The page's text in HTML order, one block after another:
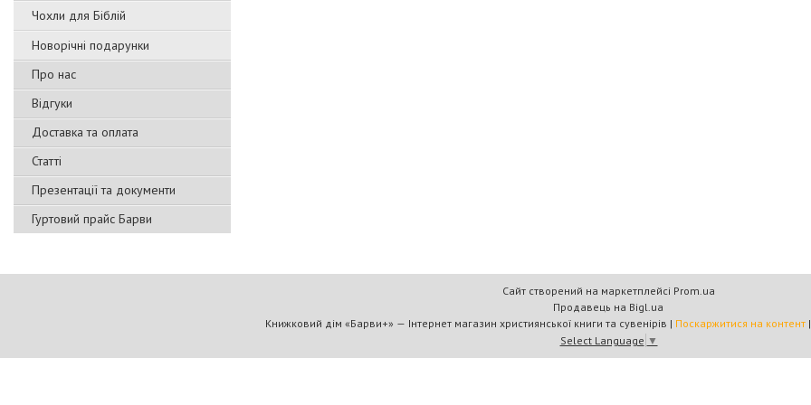
Чохли для Біблій
Новорічні подарунки
Про нас
Відгуки
Доставка та оплата
Статті
Презентації та документи
Гуртовий прайс Барви
Сайт створений на маркетплейсі Prom.ua
Продавець на Bigl.ua
Книжковий дім «Барви+» — Інтернет магазин християнської книги та сувенірів | Поскаржитися на контент |
Select Language ▼